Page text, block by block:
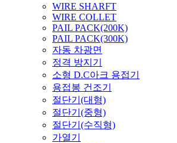
WIRE SHARFT
WIRE COLLET
PAIL PACK(200K)
PAIL PACK(300K)
자동 차광면
정격 방지기
소형 D.C아크 용접기
용접봉 건조기
절단기(대형)
절단기(중형)
절단기(수직형)
가열기